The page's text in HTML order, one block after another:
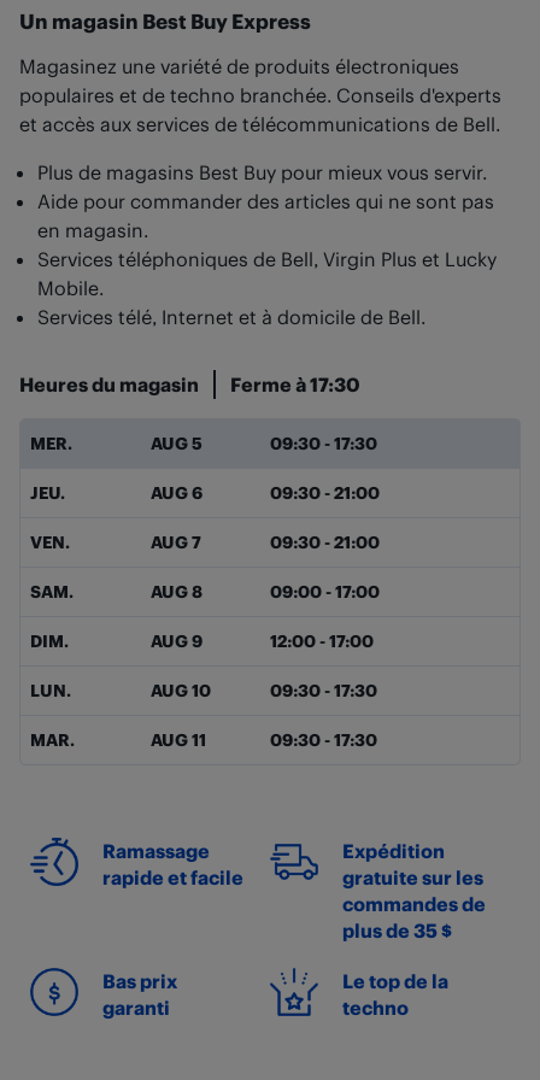
Un magasin Best Buy Express
Magasinez une variété de produits électroniques
populaires et de techno branchée. Conseils d'experts
et accès aux services de télécommunications de Bell.
Plus de magasins Best Buy pour mieux vous servir.
Aide pour commander des articles qui ne sont pas
en magasin.
Services téléphoniques de Bell, Virgin Plus et Lucky
Mobile.
Services télé, Internet et à domicile de Bell.
Heures du magasin Ferme à17:30
Jour de la semaine Heures
MER. AUG 5 09:30-17:30
JEU. AUG 6 09:30-21:00
VEN. AUG 7 09:30-21:00
SAM. AUG 8 09:00-17:00
DIM. AUG 9 12:00-17:00
LUN. AUG 10 09:30-17:30
MAR. AUG 11 09:30-17:30
Ramassage
rapide et facile
Expédition
gratuite sur les
commandes de
plus de 35 $
Bas prix
garanti
Le top de la
techno